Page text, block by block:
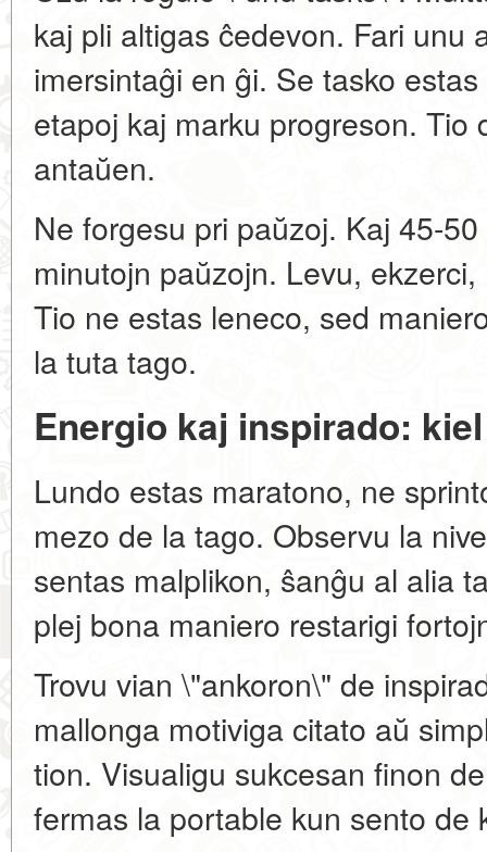
kaj pli altigas ĉedevon. Fari unu
imersintaĝi en ĝi. Se tasko
etapoj kaj marku progreson. Tio
antaŭen.
Ne forgesu pri paŭzoj. Kaj 45-
minutojn paŭzojn. Levu,
Tio ne estas leneco, sed
la tuta tago.
Energio kaj inspirado:
Lundo estas maratono, ne
mezo de la tago. Observu la
sentas malplikon, ŝanĝu al alia
plej bona maniero restarigi
Trovu vian \"ankoron\" de
mallonga motiviga citato aŭ
tion. Visualigu sukcesan finon
fermas la portable kun sento de